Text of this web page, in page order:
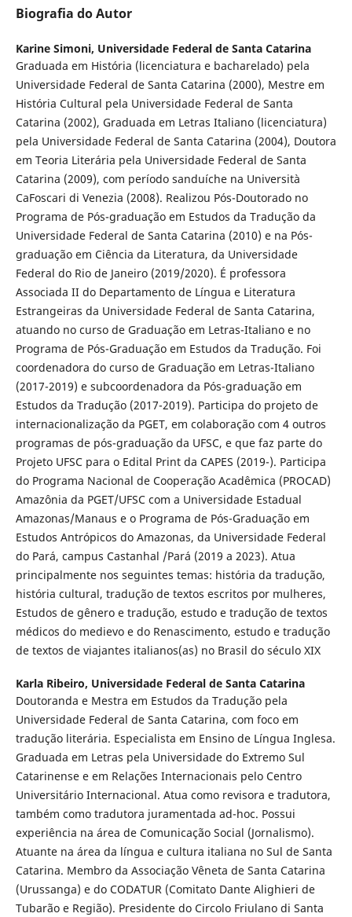
Biografia do Autor
Karine Simoni, Universidade Federal de Santa Catarina
Graduada em História (licenciatura e bacharelado) pela
Universidade Federal de Santa Catarina (2000), Mestre em
História Cultural pela Universidade Federal de Santa
Catarina (2002), Graduada em Letras Italiano (licenciatura)
pela Universidade Federal de Santa Catarina (2004), Doutora
em Teoria Literária pela Universidade Federal de Santa
Catarina (2009), com período sanduíche na Università
CaFoscari di Venezia (2008). Realizou Pós-Doutorado no
Programa de Pós-graduação em Estudos da Tradução da
Universidade Federal de Santa Catarina (2010) e na Pós-
graduação em Ciência da Literatura, da Universidade
Federal do Rio de Janeiro (2019/2020). É professora
Associada II do Departamento de Língua e Literatura
Estrangeiras da Universidade Federal de Santa Catarina,
atuando no curso de Graduação em Letras-Italiano e no
Programa de Pós-Graduação em Estudos da Tradução. Foi
coordenadora do curso de Graduação em Letras-Italiano
(2017-2019) e subcoordenadora da Pós-graduação em
Estudos da Tradução (2017-2019). Participa do projeto de
internacionalização da PGET, em colaboração com 4 outros
programas de pós-graduação da UFSC, e que faz parte do
Projeto UFSC para o Edital Print da CAPES (2019-). Participa
do Programa Nacional de Cooperação Acadêmica (PROCAD)
Amazônia da PGET/UFSC com a Universidade Estadual
Amazonas/Manaus e o Programa de Pós-Graduação em
Estudos Antrópicos do Amazonas, da Universidade Federal
do Pará, campus Castanhal /Pará (2019 a 2023). Atua
principalmente nos seguintes temas: história da tradução,
história cultural, tradução de textos escritos por mulheres,
Estudos de gênero e tradução, estudo e tradução de textos
médicos do medievo e do Renascimento, estudo e tradução
de textos de viajantes italianos(as) no Brasil do século XIX
Karla Ribeiro, Universidade Federal de Santa Catarina
Doutoranda e Mestra em Estudos da Tradução pela
Universidade Federal de Santa Catarina, com foco em
tradução literária. Especialista em Ensino de Língua Inglesa.
Graduada em Letras pela Universidade do Extremo Sul
Catarinense e em Relações Internacionais pelo Centro
Universitário Internacional. Atua como revisora e tradutora,
também como tradutora juramentada ad-hoc. Possui
experiência na área de Comunicação Social (Jornalismo).
Atuante na área da língua e cultura italiana no Sul de Santa
Catarina. Membro da Associação Vêneta de Santa Catarina
(Urussanga) e do CODATUR (Comitato Dante Alighieri de
Tubarão e Região). Presidente do Circolo Friulano di Santa